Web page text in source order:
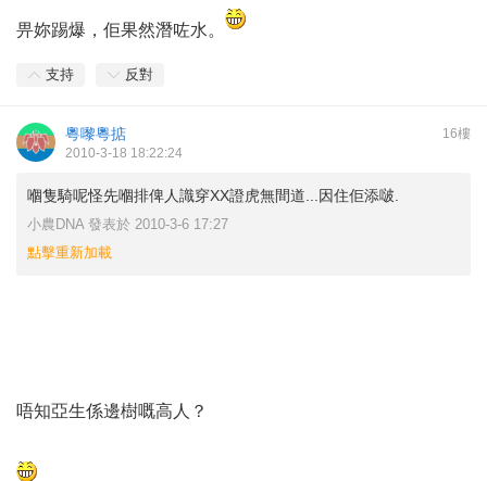
畀妳踢爆，佢果然潛咗水。
支持 反對
16樓
粵嚟粵掂
2010-3-18 18:22:24
嗰隻騎呢怪先嗰排俾人識穿XX證虎無間道...因住佢添啵.
小農DNA 發表於 2010-3-6 17:27
點擊重新加載
唔知亞生係邊樹嘅高人？